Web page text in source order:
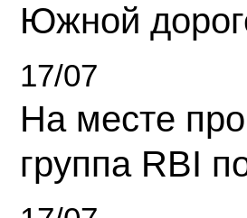
Южной
17/07
На месте
группа RBI